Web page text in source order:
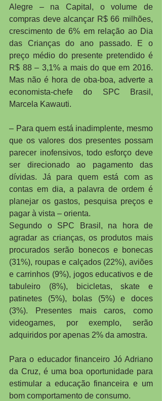
Alegre – na Capital, o volume de
compras deve alcançar R$ 66 milhões,
crescimento de 6% em relação ao Dia
das Crianças do ano passado. E o
preço médio do presente pretendido é
R$ 88 – 3,1% a mais do que em 2016.
Mas não é hora de oba-boa, adverte a
economista-chefe do SPC Brasil,
Marcela Kawauti.
– Para quem está inadimplente, mesmo
que os valores dos presentes possam
parecer inofensivos, todo esforço deve
ser direcionado ao pagamento das
dívidas. Já para quem está com as
contas em dia, a palavra de ordem é
planejar os gastos, pesquisa preços e
pagar à vista – orienta.
Segundo o SPC Brasil, na hora de
agradar as crianças, os produtos mais
procurados serão bonecos e bonecas
(31%), roupas e calçados (22%), aviões
e carrinhos (9%), jogos educativos e de
tabuleiro (8%), bicicletas, skate e
patinetes (5%), bolas (5%) e doces
(3%). Presentes mais caros, como
videogames, por exemplo, serão
adquiridos por apenas 2% da amostra.
Para o educador financeiro Jó Adriano
da Cruz, é uma boa oportunidade para
estimular a educação financeira e um
bom comportamento de consumo.